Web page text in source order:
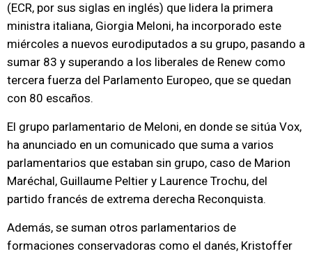
(ECR, por sus siglas en inglés) que lidera la primera
ministra italiana, Giorgia Meloni, ha incorporado este
miércoles a nuevos eurodiputados a su grupo, pasando a
sumar 83 y superando a los liberales de Renew como
tercera fuerza del Parlamento Europeo, que se quedan
con 80 escaños.
El grupo parlamentario de Meloni, en donde se sitúa Vox,
ha anunciado en un comunicado que suma a varios
parlamentarios que estaban sin grupo, caso de Marion
Maréchal, Guillaume Peltier y Laurence Trochu, del
partido francés de extrema derecha Reconquista.
Además, se suman otros parlamentarios de
formaciones conservadoras como el danés, Kristoffer